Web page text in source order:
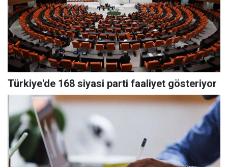
Türkiye'de 168 siyasi parti faaliyet gösteriyor